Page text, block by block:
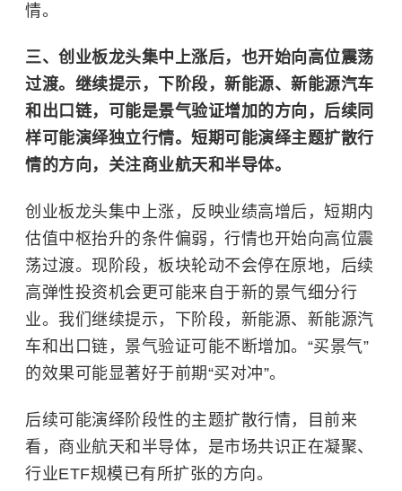
情。
三、创业板龙头集中上涨后，也开始向高位震荡
过渡。继续提示，下阶段，新能源、新能源汽车
和出口链，可能是景气验证增加的方向，后续同
样可能演绎独立行情。短期可能演绎主题扩散行
情的方向，关注商业航天和半导体。
创业板龙头集中上涨，反映业绩高增后，短期内
估值中枢抬升的条件偏弱，行情也开始向高位震
荡过渡。现阶段，板块轮动不会停在原地，后续
高弹性投资机会更可能来自于新的景气细分行
业。我们继续提示，下阶段，新能源、新能源汽
车和出口链，景气验证可能不断增加。“买景气”
的效果可能显著好于前期“买对冲”。
后续可能演绎阶段性的主题扩散行情，目前来
看，商业航天和半导体，是市场共识正在凝聚、
行业ETF规模已有所扩张的方向。